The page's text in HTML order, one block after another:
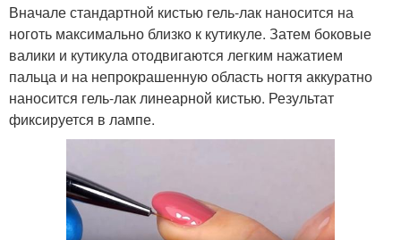
Вначале стандартной кистью гель-лак наносится на
ноготь максимально близко к кутикуле. Затем боковые
валики и кутикула отодвигаются легким нажатием
пальца и на непрокрашенную область ногтя аккуратно
наносится гель-лак линеарной кистью. Результат
фиксируется в лампе.